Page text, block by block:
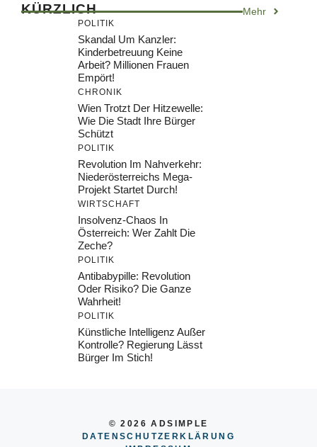
KÜRZLICH Mehr
POLITIK
Skandal Um Kanzler:
Kinderbetreuung Keine
Arbeit? Millionen Frauen
Empört!
CHRONIK
Wien Trotzt Der Hitzewelle:
Wie Die Stadt Ihre Bürger
Schützt
POLITIK
Revolution Im Nahverkehr:
Niederösterreichs Mega-
Projekt Startet Durch!
WIRTSCHAFT
Insolvenz-Chaos In
Österreich: Wer Zahlt Die
Zeche?
POLITIK
Antibabypille: Revolution
Oder Risiko? Die Ganze
Wahrheit!
POLITIK
Künstliche Intelligenz Außer
Kontrolle? Regierung Lässt
Bürger Im Stich!
© 2026 ADSIMPLE
DATENSCHUTZERKLÄRUNG